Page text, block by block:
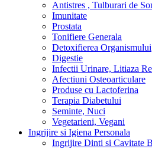
Antistres , Tulburari de
Imunitate
Prostata
Tonifiere Generala
Detoxifierea Organismului
Digestie
Infectii Urinare, Litiaza
Afectiuni Osteoarticulare
Produse cu Lactoferina
Terapia Diabetului
Seminte, Nuci
Vegetarieni, Vegani
Ingrijire si Igiena Personala
Ingrijire Dinti si Cavitate